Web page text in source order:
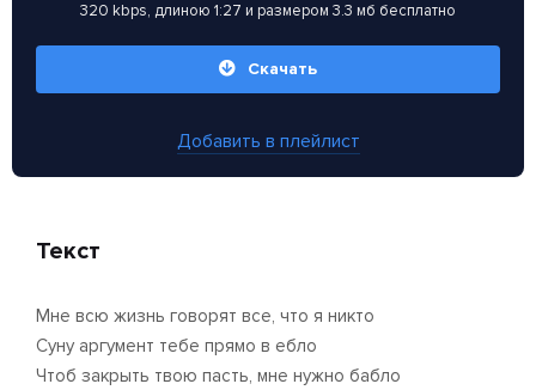
320 kbps, длиною 1:27 и размером 3.3 мб бесплатно
Скачать
Добавить в плейлист
Текст
Мне всю жизнь говорят все, что я никто
Суну аргумент тебе прямо в ебло
Чтоб закрыть твою пасть, мне нужно бабло